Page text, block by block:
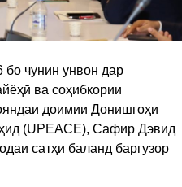
чунин унвон дар
ва соҳибкории
доимии Донишгоҳи
(UPEACE), Сафир Дэвид
сатҳи баланд баргузор